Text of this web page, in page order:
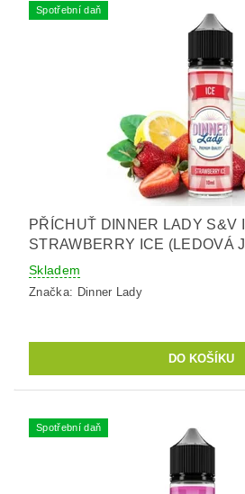
Spotřební daň
PŘÍCHUŤ DINNER LADY S&V
STRAWBERRY ICE (LEDOVÁ
Skladem
Značka: Dinner Lady
Spotřební daň